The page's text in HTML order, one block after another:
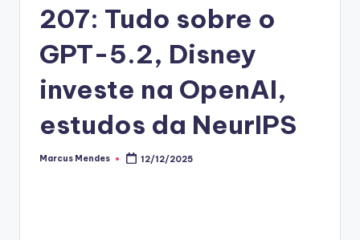
207: Tudo sobre o
GPT-5.2, Disney
investe na OpenAI,
estudos da NeurIPS
Posted
Marcus Mendes 12/12/2025